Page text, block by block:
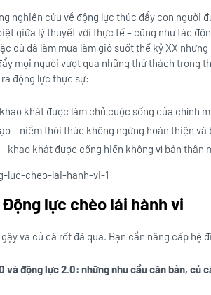
nghiên cứu về động lực thúc đẩy con người
giữa lý thuyết với thực tế – cũng như tác
dù đã làm mưa làm gió suốt thế kỷ XX
mọi người vượt qua những thử thách trong
động lực thực sự:
khát được làm chủ cuộc sống của chính
– niềm thôi thúc không ngừng hoàn thiện
khao khát được cống hiến không vì bản thân
lực chèo lái hành vi
và củ cà rốt đã qua. Bạn cần nâng cấp hệ
và động lực 2.0: những nhu cầu căn bản, củ